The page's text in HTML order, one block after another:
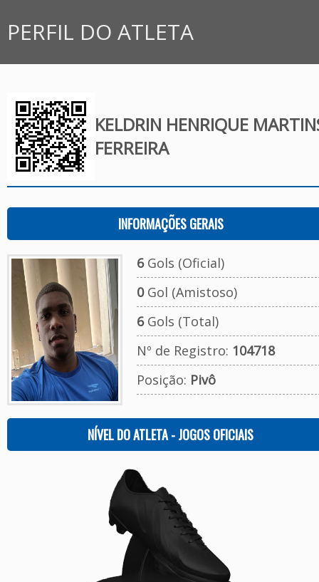
PERFIL DO ATLETA
KELDRIN HENRIQUE
FERREIRA
INFORMAÇÕES GERAIS
6Gols (Oficial)
0Gol (Amistoso)
6Gols (Total)
Nº de Registro: 104718
Posição: Pivô
NÍVEL DO ATLETA - JOGOS OFICIAIS